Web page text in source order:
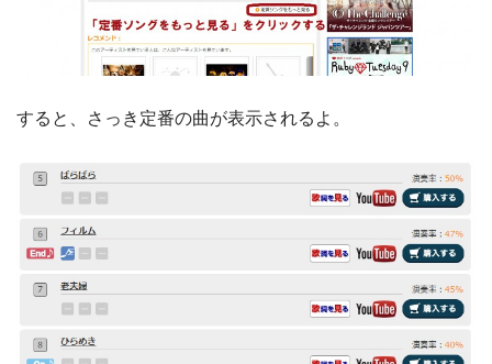
すると、さっき定番の曲が表示されるよ。